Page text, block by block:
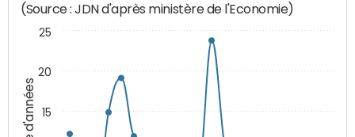
(Source : JDN d'après ministère de l'Economie)
15
20
25